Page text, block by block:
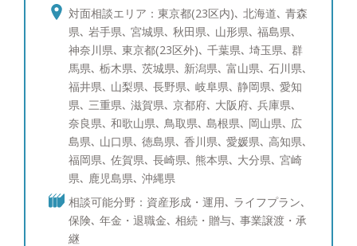
た。 その後総合金融代理店を創業し、ファイナン
シャルプランナーとして幅広いお客様の経済的課題
に向き合って参りました。 このような経験から資
産運用のご相談はもちろんのこと、将来の相続対策
や節税対策など幅広い解決策をご提案できます。
お客様に寄り添い、中立的立場からフラットな目線
でお話させていただきます。セカンドオピニオンと
してでも構いませんので、まずはお気軽にご相談く
ださい。 ●得意な商品・サービス 日本株式（中小
型株）、日本株式（大型株）、米国株式、先進国債
券、社債、仕組債、投資信託、ポートフォリオコン
サルティング、生命保険 ●趣味 車、教育について
の勉強、グルメ、ゴルフ、ワインを飲むこと、時
対面相談エリア：東京都(23区内)､ 北海道､ 青森
県､ 岩手県､ 宮城県､ 秋田県､ 山形県､ 福島県､
神奈川県､ 東京都(23区外)､ 千葉県､ 埼玉県､ 群
馬県､ 栃木県､ 茨城県､ 新潟県､ 富山県､ 石川県､
福井県､ 山梨県､ 長野県､ 岐阜県､ 静岡県､ 愛知
県､ 三重県､ 滋賀県､ 京都府､ 大阪府､ 兵庫県､
奈良県､ 和歌山県､ 鳥取県､ 島根県､ 岡山県､ 広
島県､ 山口県､ 徳島県､ 香川県､ 愛媛県､ 高知県､
福岡県､ 佐賀県､ 長崎県､ 熊本県､ 大分県､ 宮崎
県､ 鹿児島県､ 沖縄県
相談可能分野：資産形成・運用､ ライフプラン､
保険､ 年金・退職金､ 相続・贈与､ 事業譲渡・承
継